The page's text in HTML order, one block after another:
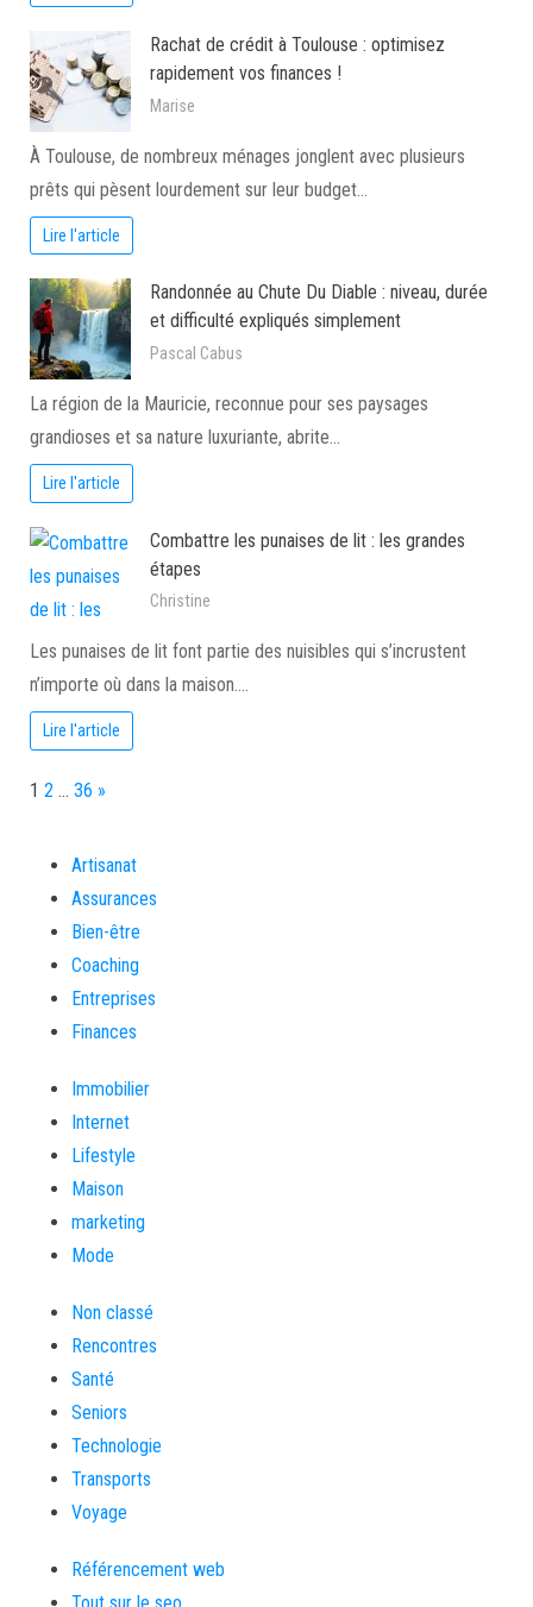
Rachat de crédit à Toulouse : optimisez
rapidement vos finances !
Marise
À Toulouse, de nombreux ménages jonglent avec plusieurs
prêts qui pèsent lourdement sur leur budget…
Lire l'article
Randonnée au Chute Du Diable : niveau, durée
et difficulté expliqués simplement
Pascal Cabus
La région de la Mauricie, reconnue pour ses paysages
grandioses et sa nature luxuriante, abrite…
Lire l'article
Combattre les punaises de lit : les grandes
étapes
Christine
Les punaises de lit font partie des nuisibles qui s’incrustent
n’importe où dans la maison.…
Lire l'article
Page:
1 2 … 36 Next
»
Artisanat
Assurances
Bien-être
Coaching
Entreprises
Finances
Immobilier
Internet
Lifestyle
Maison
marketing
Mode
Non classé
Rencontres
Santé
Seniors
Technologie
Transports
Voyage
Référencement web
Tout sur le seo